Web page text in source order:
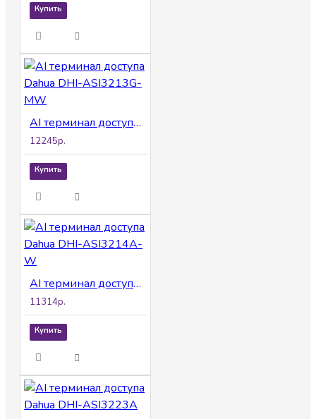
Купить
AI терминал доступа Dahua DHI-ASI3213G-MW
12245р.
Купить
AI терминал доступа Dahua DHI-ASI3214A-W
11314р.
Купить